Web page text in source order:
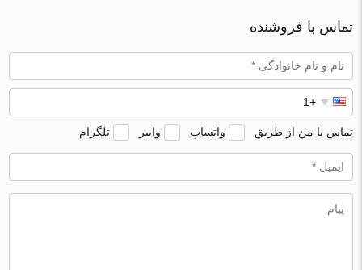
تماس با فروشنده
تماس با من از طریق واتساپ وایبر تلگرام